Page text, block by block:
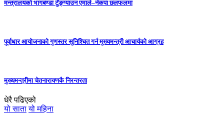
मन्त्रालयको भागबण्डा टुँङ्ग्याउन एमाले–नेकपा छलफलमा
पूर्वाधार आयोजनाको गुणस्तर सुनिश्चित गर्न मुख्यमन्त्री आचार्यको आग्रह
मुख्यमन्त्रीमा चेतनारायणकै निरन्तरता
धेरै पढिएको
यो साता यो महिना